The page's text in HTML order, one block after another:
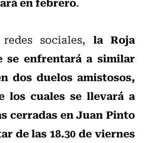
sociales, la Roja
se enfrentará a similar
dos duelos amistosos,
los cuales se llevará a
cerradas en Juan Pinto
de las 18.30 de viernes